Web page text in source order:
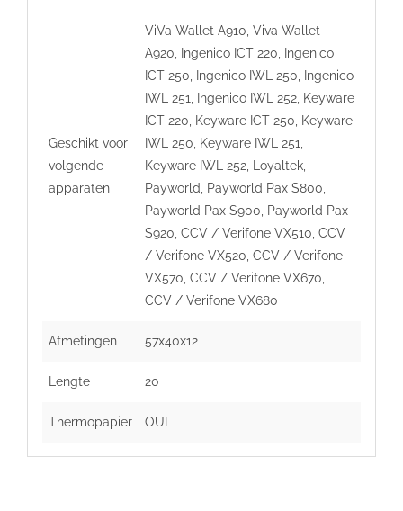
Geschikt voor
volgende
apparaten
ViVa Wallet A910, Viva Wallet
A920, Ingenico ICT 220, Ingenico
ICT 250, Ingenico IWL 250, Ingenico
IWL 251, Ingenico IWL 252, Keyware
ICT 220, Keyware ICT 250, Keyware
IWL 250, Keyware IWL 251,
Keyware IWL 252, Loyaltek,
Payworld, Payworld Pax S800,
Payworld Pax S900, Payworld Pax
S920, CCV / Verifone VX510, CCV
/ Verifone VX520, CCV / Verifone
VX570, CCV / Verifone VX670,
CCV / Verifone VX680
Afmetingen 57x40x12
Lengte 20
Thermopapier OUI